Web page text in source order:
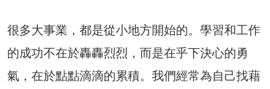
很多大事業，都是從小地方開始的。學習和工作
的成功不在於轟轟烈烈，而是在乎下決心的勇
氣，在於點點滴滴的累積。我們經常為自己找藉